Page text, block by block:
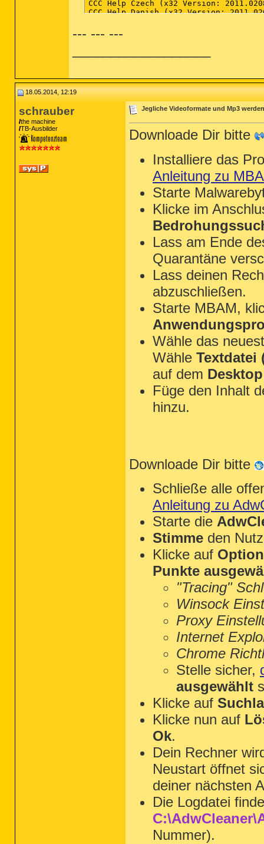
--- --- ---
18.05.2014, 12:19
schrauber
the machine
TB-Ausbilder
Jegliche Videoformate und Mp3
Downloade Dir bitte
Installiere das
Anleitung zu
Starte
Klicke im
Lass am Ende
Quarantäne
Lass deinen
abzuschließen.
Starte MBAM,
Wähle das
Wähle Textdatei
auf dem Desktop
Füge den Inhalt
hinzu.
Downloade Dir bitte
Schließe alle
Anleitung zu
Starte die
Stimme den
Klicke auf
Punkte
"Tracing"
Winsock
Proxy
Internet
Chrome
Stelle sicher,
ausgewählt
Klicke auf
Klicke nun auf
Ok.
Dein Rechner
Neustart öffnet
deiner nächsten
Die Logdatei
Nummer).